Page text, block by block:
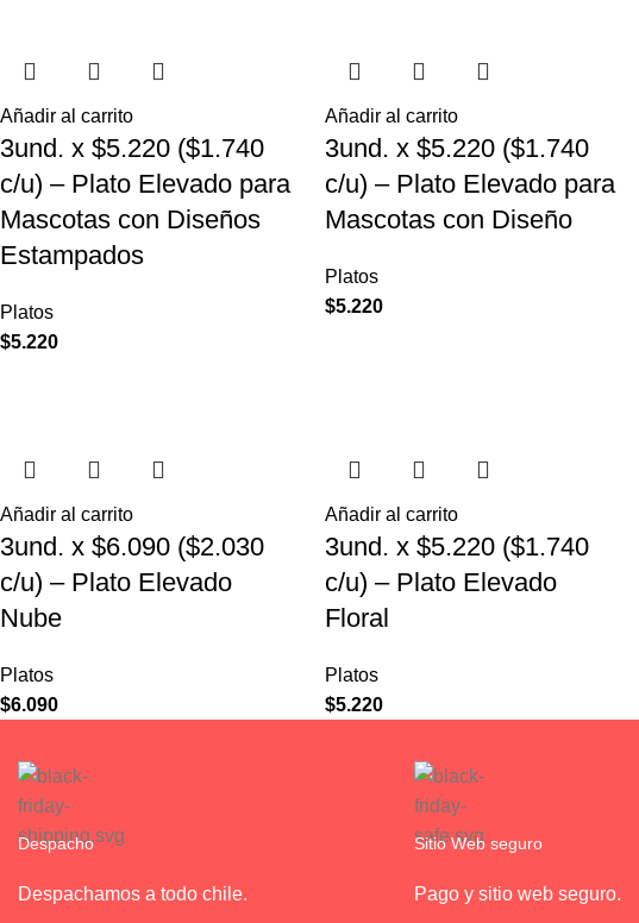
Añadir al carrito
3und. x $5.220 ($1.740
c/u) – Plato Elevado para
Mascotas con Diseños
Estampados
Platos
$5.220
Añadir al carrito
3und. x $5.220 ($1.740
c/u) – Plato Elevado para
Mascotas con Diseño
Platos
$5.220
Añadir al carrito
3und. x $6.090 ($2.030
c/u) – Plato Elevado
Nube
Platos
$6.090
Añadir al carrito
3und. x $5.220 ($1.740
c/u) – Plato Elevado
Floral
Platos
$5.220
Despacho
Despachamos a todo chile.
Sitio Web seguro
Pago y sitio web seguro.